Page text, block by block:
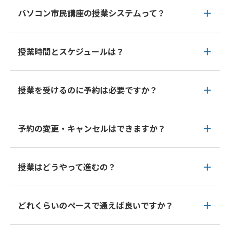
パソコン市民講座の授業システムって？
授業時間とスケジュールは？
授業を受けるのに予約は必要ですか？
予約の変更・キャンセルはできますか？
授業はどうやって進むの？
どれくらいのペースで通えば良いですか？